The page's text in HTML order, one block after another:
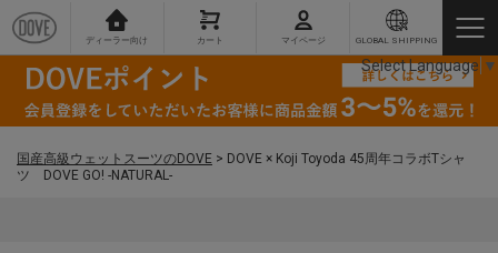
ディーラー向け カート マイページ GLOBAL SHIPPING
国産高級ウェットスーツのDOVE > DOVE × Koji Toyoda 45周年コラボTシャ
ツ DOVE GO! -NATURAL-
Select Language ▼